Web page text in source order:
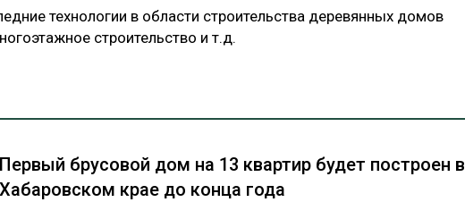
В ЦЕНТРЕ ВНИМАНИЯ
ПРЕДПРИЯТИЯ ЛПК
технологии в области строительства деревянных домов
строительство и т.д.
Аналитика
Первый брусовой дом на 13 квартир будет построен в
Хабаровском крае до конца года